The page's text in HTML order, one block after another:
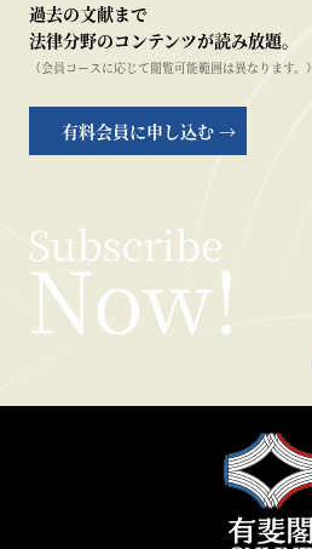
過去の文献まで
法律分野のコンテンツが読み放題。
（会員コースに応じて閲覧可能範囲は異なります。）
有料会員に申し込む →